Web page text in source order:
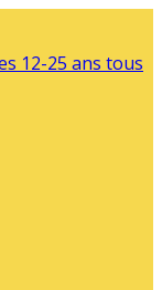
12-25 ans tous